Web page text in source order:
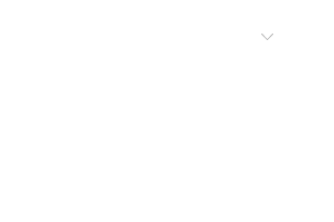
Алиэкспресс и что делать?